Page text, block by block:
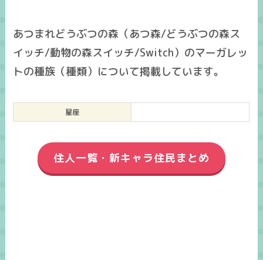
あつまれどうぶつの森（あつ森/どうぶつの森ス
イッチ/動物の森スイッチ/Switch）のマーガレッ
トの種族（種類）について掲載しています。
星座
住人一覧・新キャラ住民まとめ